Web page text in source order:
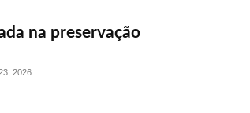
na preservação
2026